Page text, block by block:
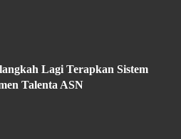
Lagi Terapkan Sistem
Talenta ASN